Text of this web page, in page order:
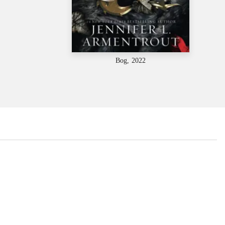
Bog, 2022